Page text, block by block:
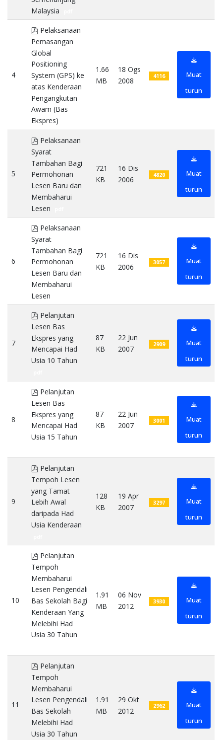
Malaysia
4
pdf
Pelaksanaan
Pemasangan
Global
Positioning
System (GPS) ke
atas Kenderaan
Pengangkutan
Awam (Bas
Ekspres)
1.66
MB
18 Ogs
2008
4116
Muat
turun
5
pdf
Pelaksanaan
Syarat
Tambahan Bagi
Permohonan
Lesen Baru dan
Membaharui
Lesen
721
KB
16 Dis
2006
4820
Muat
turun
6
pdf
Pelaksanaan
Syarat
Tambahan Bagi
Permohonan
Lesen Baru dan
Membaharui
Lesen
721
KB
16 Dis
2006
3057
Muat
turun
7
pdf
Pelanjutan
Lesen Bas
Ekspres yang
Mencapai Had
Usia 10 Tahun
87
KB
22 Jun
2007
2909
Muat
turun
8
pdf
Pelanjutan
Lesen Bas
Ekspres yang
Mencapai Had
Usia 15 Tahun
87
KB
22 Jun
2007
3001
Muat
turun
9
pdf
Pelanjutan
Tempoh Lesen
yang Tamat
Lebih Awal
daripada Had
Usia Kenderaan
128
KB
19 Apr
2007
3297
Muat
turun
10
pdf
Pelanjutan
Tempoh
Membaharui
Lesen Pengendali
Bas Sekolah Bagi
Kenderaan Yang
Melebihi Had
Usia 30 Tahun
1.91
MB
06 Nov
2012
3930
Muat
turun
11
pdf
Pelanjutan
Tempoh
Membaharui
Lesen Pengendali
Bas Sekolah
Melebihi Had
Usia 30 Tahun
1.91
MB
29 Okt
2012
2962
Muat
turun